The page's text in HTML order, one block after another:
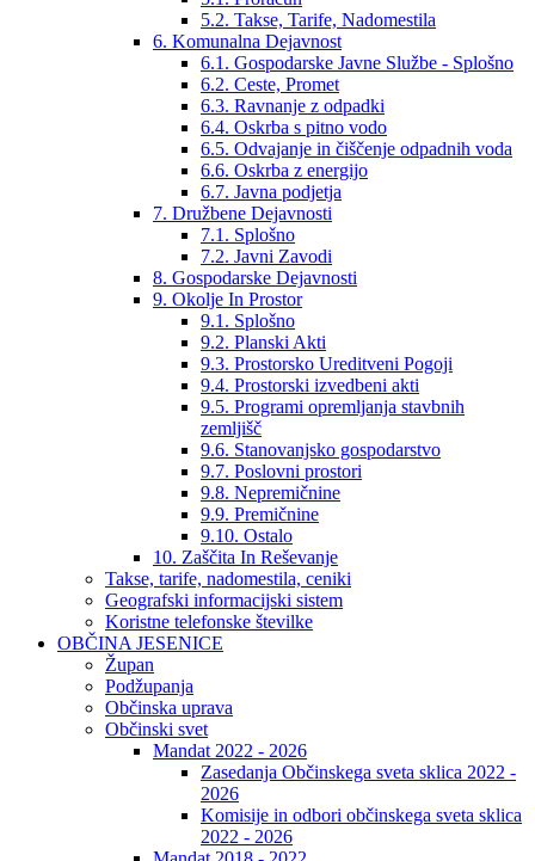
5.2. Takse, Tarife, Nadomestila
6. Komunalna Dejavnost
6.1. Gospodarske Javne Službe - Splošno
6.2. Ceste, Promet
6.3. Ravnanje z odpadki
6.4. Oskrba s pitno vodo
6.5. Odvajanje in čiščenje odpadnih voda
6.6. Oskrba z energijo
6.7. Javna podjetja
7. Družbene Dejavnosti
7.1. Splošno
7.2. Javni Zavodi
8. Gospodarske Dejavnosti
9. Okolje In Prostor
9.1. Splošno
9.2. Planski Akti
9.3. Prostorsko Ureditveni Pogoji
9.4. Prostorski izvedbeni akti
9.5. Programi opremljanja stavbnih
zemljišč
9.6. Stanovanjsko gospodarstvo
9.7. Poslovni prostori
9.8. Nepremičnine
9.9. Premičnine
9.10. Ostalo
10. Zaščita In Reševanje
Takse, tarife, nadomestila, ceniki
Geografski informacijski sistem
Koristne telefonske številke
OBČINA JESENICE
Župan
Podžupanja
Občinska uprava
Občinski svet
Mandat 2022 - 2026
Zasedanja Občinskega sveta sklica 2022 -
2026
Komisije in odbori občinskega sveta sklica
2022 - 2026